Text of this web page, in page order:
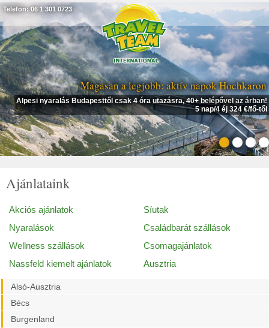
Magasan a legjobb: aktív napok Hochkaron
Alpesi nyaralás Budapesttől csak 4 óra utazásra, 40+ belépővel az árban!
5 nap/4 éj 324 €/fő-től
Telefon: 06 1 301 0723
Ajánlataink
Akciós ajánlatok
Síutak
Nyaralások
Családbarát szállások
Wellness szállások
Csomagajánlatok
Nassfeld kiemelt ajánlatok
Ausztria
Alsó-Ausztria
Bécs
Burgenland